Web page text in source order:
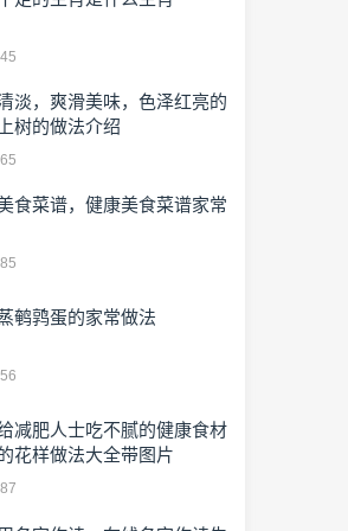
淡，爽滑美味，色泽红亮的
树的做法介绍
食菜谱，健康美食菜谱家常
鹌鹑蛋的家常做法
减肥人士吃不腻的健康食材
花样做法大全带图片